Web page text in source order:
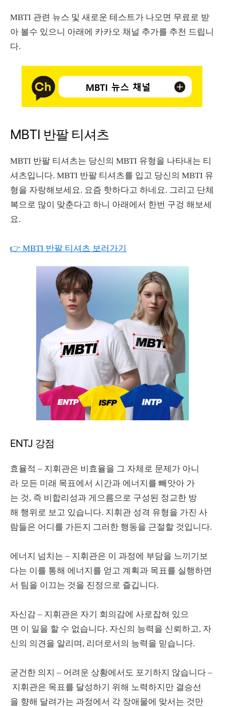
MBTI 관련 뉴스 및 새로운 테스트가 나오면 무료로 받
아 볼수 있으니 아래에 카카오 채널 추가를 추천 드립니
다.
MBTI 반팔 티셔츠
MBTI 반팔 티셔츠는 당신의 MBTI 유형을 나타내는 티
셔츠입니다. MBTI 반팔 티셔츠를 입고 당신의 MBTI 유
형을 자랑해보세요. 요즘 핫하다고 하네요. 그리고 단체
복으로 많이 맞춘다고 하니 아래에서 한번 구겅 해보세
요.
👉 MBTI 반팔 티셔츠 보러가기
ENTJ 강점
효율적 – 지휘관은 비효율을 그 자체로 문제가 아니
라 모든 미래 목표에서 시간과 에너지를 빼앗아 가
는 것, 즉 비합리성과 게으름으로 구성된 정교한 방
해 행위로 보고 있습니다. 지휘관 성격 유형을 가진 사
람들은 어디를 가든지 그러한 행동을 근절할 것입니다.
에너지 넘치는 – 지휘관은 이 과정에 부담을 느끼기보
다는 이를 통해 에너지를 얻고 계획과 목표를 실행하면
서 팀을 이끄는 것을 진정으로 즐깁니다.
자신감 – 지휘관은 자기 회의감에 사로잡혀 있으
면 이 일을 할 수 없습니다. 자신의 능력을 신뢰하고, 자
신의 의견을 알리며, 리더로서의 능력을 믿습니다.
굳건한 의지 – 어려운 상황에서도 포기하지 않습니다 –
지휘관은 목표를 달성하기 위해 노력하지만 결승선
을 향해 달려가는 과정에서 각 장애물에 맞서는 것만